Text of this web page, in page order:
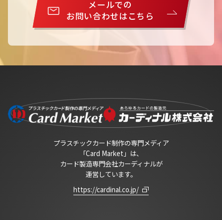
メールでの
お問い合わせはこちら
プラスチックカード制作の専門メディア
「Card Market」は、
カード製造専門会社カーディナルが
運営しています。
https://cardinal.co.jp/